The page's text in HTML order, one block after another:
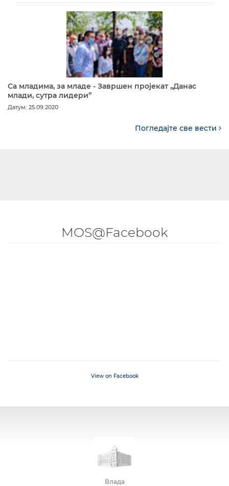
Са младима, за младе - Завршен пројекат „Данас
млади, сутра лидери”
Датум: 25.09.2020
Погледајте све вести
MOS@Facebook
View on Facebook
Влада